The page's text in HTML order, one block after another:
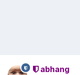
abhang